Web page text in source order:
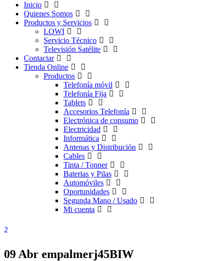
Inicio
Quienes Somos
Productos y Servicios
LOWI
Servicio Técnico
Televisión Satélite
Contactar
Tienda Online
Productos
Telefonía móvil
Telefonía Fija
Tablets
Accesorios Telefonía
Electrónica de consumo
Electricidad
Informática
Antenas y Distribución
Cables
Tinta / Tonner
Baterias y Pilas
Automóviles
Oportunidades
Segunda Mano / Usado
Mi cuenta
09 Abr empalmerj45BIW